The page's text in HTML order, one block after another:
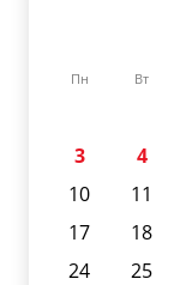
Пн Вт
3
4
10
11
17
18
24
25